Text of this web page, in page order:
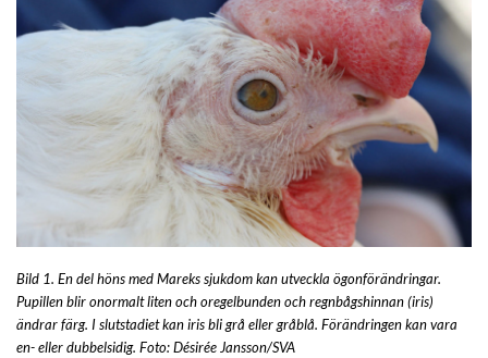
Bild 1. En del höns med Mareks sjukdom kan utveckla ögonförändringar.
Pupillen blir onormalt liten och oregelbunden och regnbågshinnan (iris)
ändrar färg. I slutstadiet kan iris bli grå eller gråblå. Förändringen kan vara
en- eller dubbelsidig. Foto: Désirée Jansson/SVA